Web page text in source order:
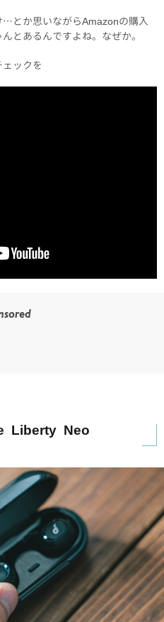
とか思いながらAmazonの購入
とあるんですよね。なぜか。
ックを
Liberty Neo